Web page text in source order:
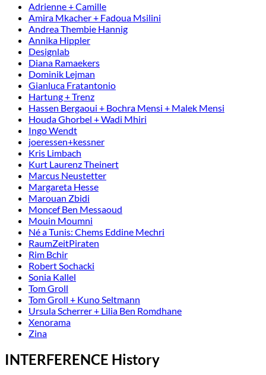
Adrienne + Camille
Amira Mkacher + Fadoua Msilini
Andrea Thembie Hannig
Annika Hippler
Designlab
Diana Ramaekers
Dominik Lejman
Gianluca Fratantonio
Hartung + Trenz
Hassen Bergaoui + Bochra Mensi + Malek Mensi
Houda Ghorbel + Wadi Mhiri
Ingo Wendt
joeressen+kessner
Kris Limbach
Kurt Laurenz Theinert
Marcus Neustetter
Margareta Hesse
Marouan Zbidi
Moncef Ben Messaoud
Mouin Moumni
Né a Tunis: Chems Eddine Mechri
RaumZeitPiraten
Rim Bchir
Robert Sochacki
Sonia Kallel
Tom Groll
Tom Groll + Kuno Seltmann
Ursula Scherrer + Lilia Ben Romdhane
Xenorama
Zina
INTERFERENCE History